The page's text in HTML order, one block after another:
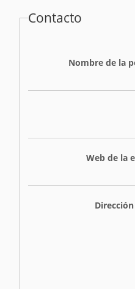
Contacto
Nombre de la
Web de la